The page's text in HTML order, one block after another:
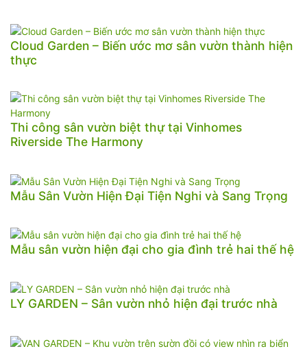
Cloud Garden – Biến ước mơ sân vườn thành hiện
thực
Thi công sân vườn biệt thự tại Vinhomes
Riverside The Harmony
Mẫu Sân Vườn Hiện Đại Tiện Nghi và Sang Trọng
Mẫu sân vườn hiện đại cho gia đình trẻ hai thế hệ
LY GARDEN – Sân vườn nhỏ hiện đại trước nhà